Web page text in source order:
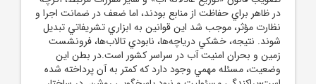
در ظاهر براي حفاظت از منابع بودند، اما ضعف در ضمانت اجرا و
نظارت مؤثر، موجب شد اين قوانين به ابزاري تشريفاتي تبديل
شوند. نتيجه، خشکي درياچه‌ها، نابودي تالاب‌ها، فرونشست
زمين و بحران امنيت آب در سراسر کشور است.در بطن اين
وضعيت، مسئله مهمي وجود دارد که کمتر به آن پرداخته شده